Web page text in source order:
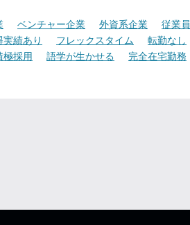
ベンチャー企業 外資系企業 従業
実績あり フレックスタイム 転勤なし
極採用 語学が生かせる 完全在宅勤務